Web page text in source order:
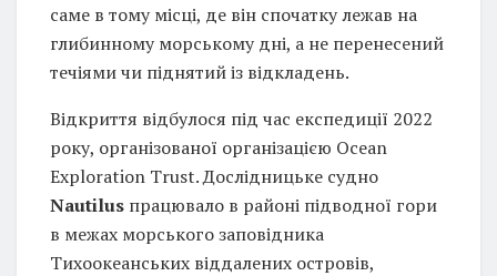
саме в тому місці, де він спочатку лежав на
глибинному морському дні, а не перенесений
течіями чи піднятий із відкладень.
Відкриття відбулося під час експедиції 2022
року, організованої організацією Ocean
Exploration Trust. Дослідницьке судно
Nautilus працювало в районі підводної гори
в межах морського заповідника
Тихоокеанських віддалених островів,